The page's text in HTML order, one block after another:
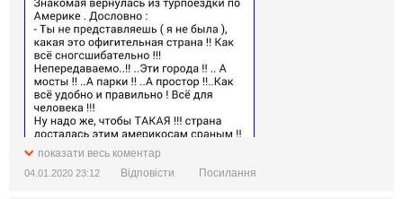
показати весь коментар
04.01.2020 23:12 Відповісти Посилання